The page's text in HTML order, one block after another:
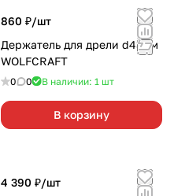
860 ₽/шт
Держатель для дрели d43мм
WOLFCRAFT
0 0 В наличии: 1 шт
В корзину
4 390 ₽/шт